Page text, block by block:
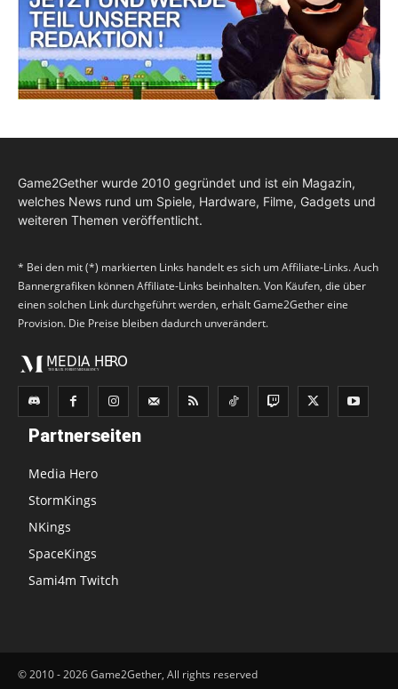
Game2Gether wurde 2010 gegründet und ist ein Magazin,
welches News rund um Spiele, Hardware, Filme, Gadgets und
weiteren Themen veröffentlicht.
* Bei den mit (*) markierten Links handelt es sich um Affiliate-Links. Auch
Bannergrafiken können Affiliate-Links beinhalten. Von Käufen, die über
einen solchen Link durchgeführt werden, erhält Game2Gether eine
Provision. Die Preise bleiben dadurch unverändert.
Partnerseiten
Media Hero
StormKings
NKings
SpaceKings
Sami4m Twitch
© 2010 - 2026 Game2Gether, All rights reserved